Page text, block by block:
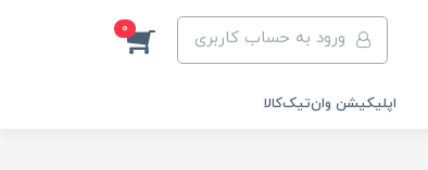
ورود به حساب کاربری 0
اپلیکیشن وان‌تیک‌کالا‌